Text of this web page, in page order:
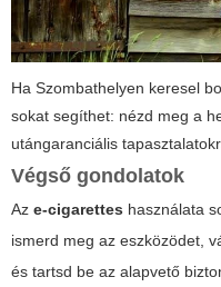
Ha Szombathelyen keresel
sokat segíthet: nézd meg a
utángaranciális
Végső gondolatok
Az e-cigarettes használata
ismerd meg az eszközödet,
és tartsd be az alapvető